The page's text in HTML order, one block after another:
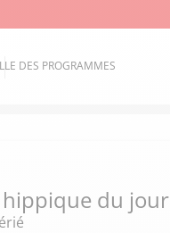
DES PROGRAMMES
du jour